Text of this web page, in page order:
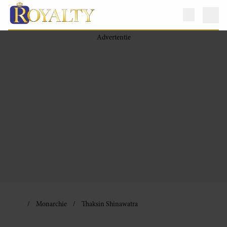
Monarchie Thaksin Shinawatra